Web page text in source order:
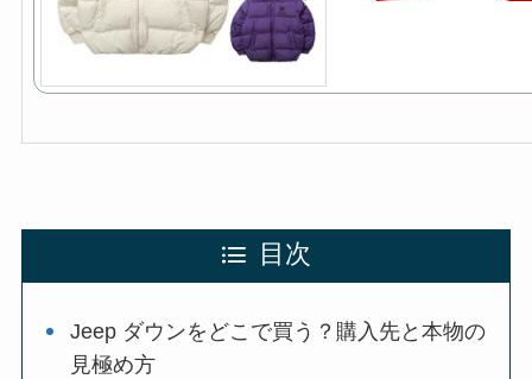
目次
Jeep ダウンをどこで買う？購入先と本物の
見極め方